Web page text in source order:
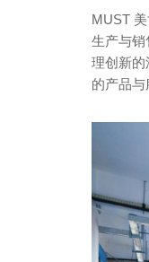
MUST
生产与销
理创新的
的产品与